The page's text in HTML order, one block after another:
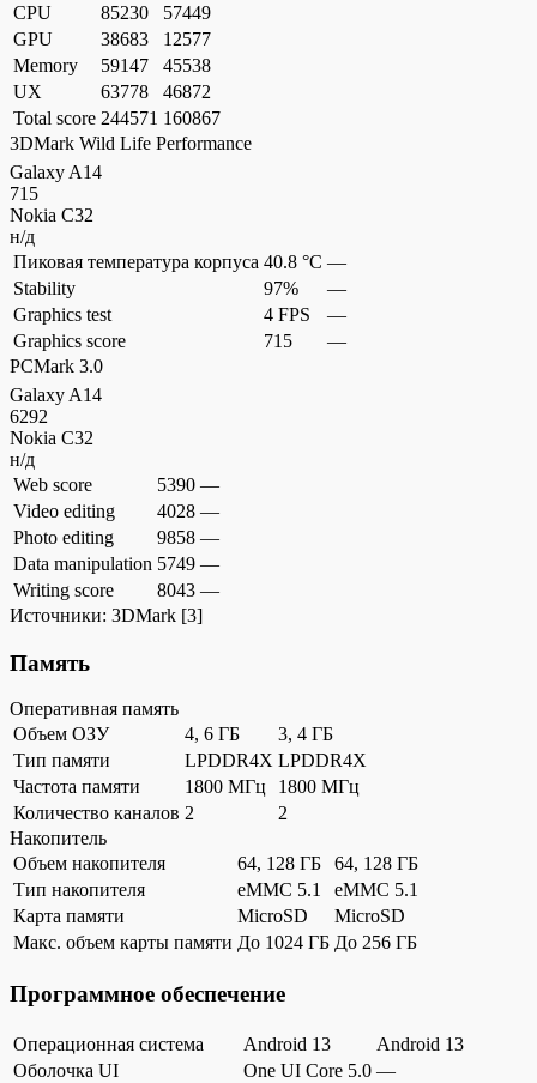
CPU
85230
57449
GPU
38683
12577
Memory
59147
45538
UX
63778
46872
Total score 244571 160867
3DMark Wild Life Performance
Galaxy A14
715
Nokia C32
н/д
Пиковая температура корпуса 40.8 °C —
Stability
97%
—
Graphics test
4 FPS
—
Graphics score
715
—
PCMark 3.0
Galaxy A14
6292
Nokia C32
н/д
Web score
5390 —
Video editing
4028 —
Photo editing
9858 —
Data manipulation 5749 —
Writing score
8043 —
Источники: 3DMark [3]
Память
Оперативная память
Объем ОЗУ
4, 6 ГБ
3, 4 ГБ
Тип памяти
LPDDR4X LPDDR4X
Частота памяти
1800 МГц
1800 МГц
Количество каналов 2
2
Накопитель
Объем накопителя
64, 128 ГБ
64, 128 ГБ
Тип накопителя
eMMC 5.1
eMMC 5.1
Карта памяти
MicroSD
MicroSD
Макс. объем карты памяти До 1024 ГБ До 256 ГБ
Программное обеспечение
Операционная система Android 13
Android 13
Оболочка UI
One UI Core 5.0 —